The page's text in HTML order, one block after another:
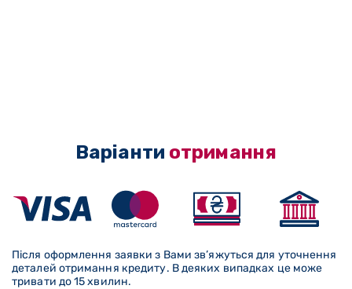
Варіанти отримання
Після оформлення заявки з Вами зв’яжуться для уточнення
деталей отримання кредиту. В деяких випадках це може
тривати до 15 хвилин.